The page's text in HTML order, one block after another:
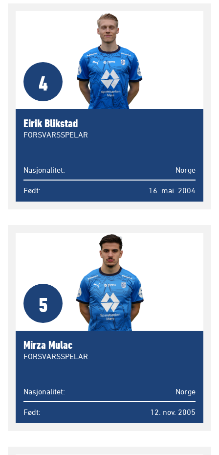
4
Eirik Blikstad
FORSVARSSPELAR
Nasjonalitet Norge
Født 16. mai. 2004
5
Mirza Mulac
FORSVARSSPELAR
Nasjonalitet Norge
Født 12. nov. 2005